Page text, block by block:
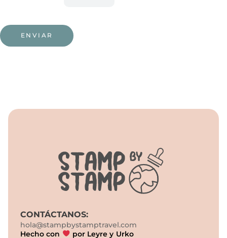
CONTÁCTANOS:
hola@stampbystamptravel.com
Hecho con
por Leyre y Urko